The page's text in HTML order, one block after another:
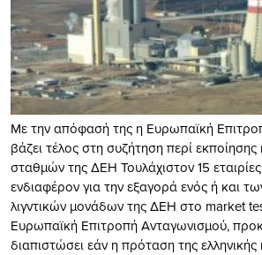
Με την απόφασή της η Ευρωπαϊκή
βάζει τέλος στη συζήτηση περί
σταθμών της ΔΕΗ Τουλάχιστον 15
ενδιαφέρον για την εξαγορά ενός ή και
λιγντικών μονάδων της ΔΕΗ στο market
Ευρωπαϊκή Επιτροπή Ανταγωνισμού,
διαπιστώσει εάν η πρόταση της